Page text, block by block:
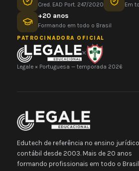
Cred. EAD Port. 247/2020 Em
+20 anos
Formando em todo o Brasil
PATROCINADORA OFICIAL
×
Legale × Portuguesa — temporada 2026
Edutech de referência no ensino
contábil desde 2003. Mais de 20 anos
formando profissionais em todo o